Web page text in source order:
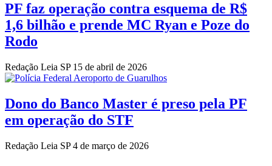
PF faz operação contra esquema de R$
1,6 bilhão e prende MC Ryan e Poze do
Rodo
Redação Leia SP 15 de abril de 2026
Dono do Banco Master é preso pela PF
em operação do STF
Redação Leia SP4 de março de 2026